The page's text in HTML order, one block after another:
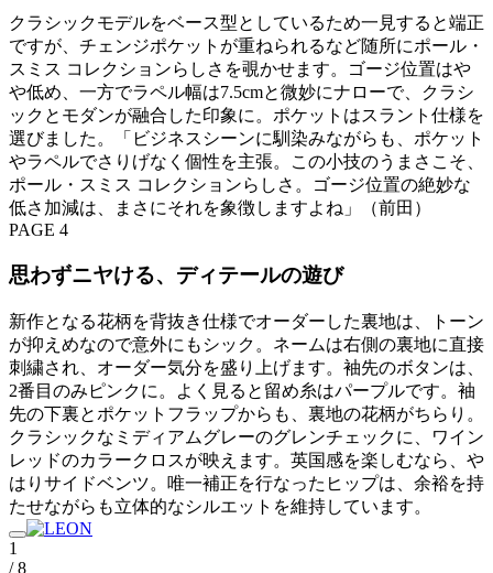
クラシックモデルをベース型としているため一見すると端正
ですが、チェンジポケットが重ねられるなど随所にポール・
スミス コレクションらしさを覗かせます。ゴージ位置はや
や低め、一方でラペル幅は7.5cmと微妙にナローで、クラシ
ックとモダンが融合した印象に。ポケットはスラント仕様を
選びました。「ビジネスシーンに馴染みながらも、ポケット
やラペルでさりげなく個性を主張。この小技のうまさこそ、
ポール・スミス コレクションらしさ。ゴージ位置の絶妙な
低さ加減は、まさにそれを象徴しますよね」（前田）
PAGE 4
思わずニヤける、ディテールの遊び
新作となる花柄を背抜き仕様でオーダーした裏地は、トーン
が抑えめなので意外にもシック。ネームは右側の裏地に直接
刺繍され、オーダー気分を盛り上げます。袖先のボタンは、
2番目のみピンクに。よく見ると留め糸はパープルです。袖
先の下裏とポケットフラップからも、裏地の花柄がちらり。
クラシックなミディアムグレーのグレンチェックに、ワイン
レッドのカラークロスが映えます。英国感を楽しむなら、や
はりサイドベンツ。唯一補正を行なったヒップは、余裕を持
たせながらも立体的なシルエットを維持しています。
1
/ 8